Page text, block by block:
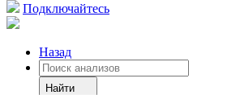
Подключайтесь
Назад
Найти